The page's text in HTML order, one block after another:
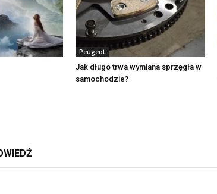
Peugeot
Jak długo trwa wymiana sprzęgła w
samochodzie?